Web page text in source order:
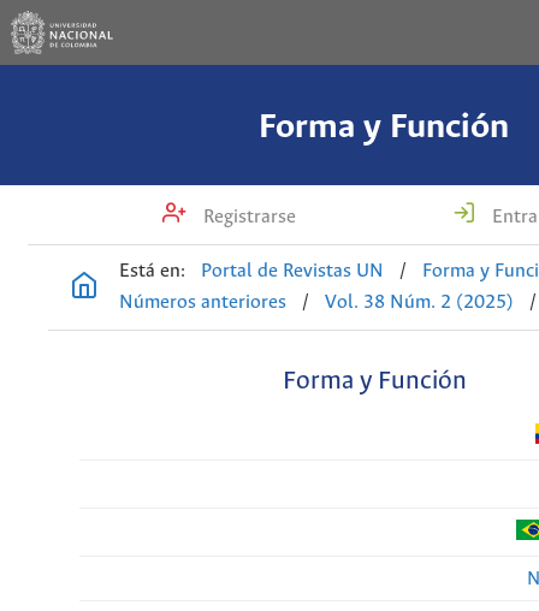
Forma y Función
Registrarse
Está en: Portal de Revistas UN /
Forma y
Números anteriores
/ Vol. 38 Núm. 2 (2025) /
Forma y Función